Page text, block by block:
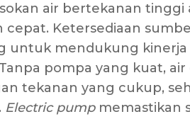
air bertekanan tinggi
Ketersediaan
untuk mendukung kinerja
pompa yang kuat, air
tekanan yang cukup,
Electric pumpmemastikan